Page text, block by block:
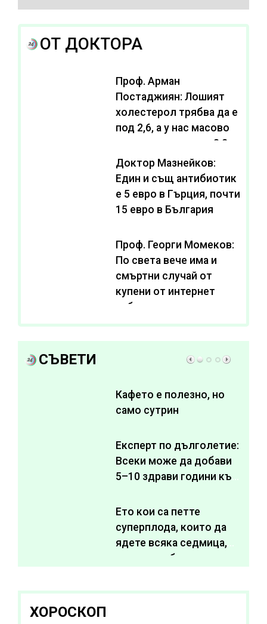
ОТ ДОКТОРА
Проф. Арман
Постаджиян: Лошият
холестерол трябва да е
под 2,6, а у нас масово
се живее с нива от 3,2
Доктор Мазнейков:
Един и същ антибиотик
e 5 евро в Гърция, почти
15 евро в България
Проф. Георги Момеков:
По света вече има и
смъртни случай от
купени от интернет
субстанции за
отслабване
СЪВЕТИ
Кафето е полезно, но
само сутрин
Експерт по дълголетие:
Всеки може да добави
5–10 здрави години към
Ето кои са петте
суперплода, които да
ядете всяка седмица,
за да подобрите
ХОРОСКОП